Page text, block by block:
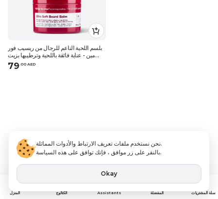
بلسم اللحية الناعم للرجال من ريسيب فور
مين - عناية فائقة باللحية وترطيبها بزيت
الشوفان وجوز الهند، مرطب للحية وبلسم
تصفيف للرجال
79.00 AED
المنزل الكتالوج Assistants المفضلة سلة المشتريات
نحن نستخدم ملفات تعريف الارتباط والأدوات المماثلة.
بالنقر على زر موافق ، فإنك توافق على هذه السياسة.
Okay